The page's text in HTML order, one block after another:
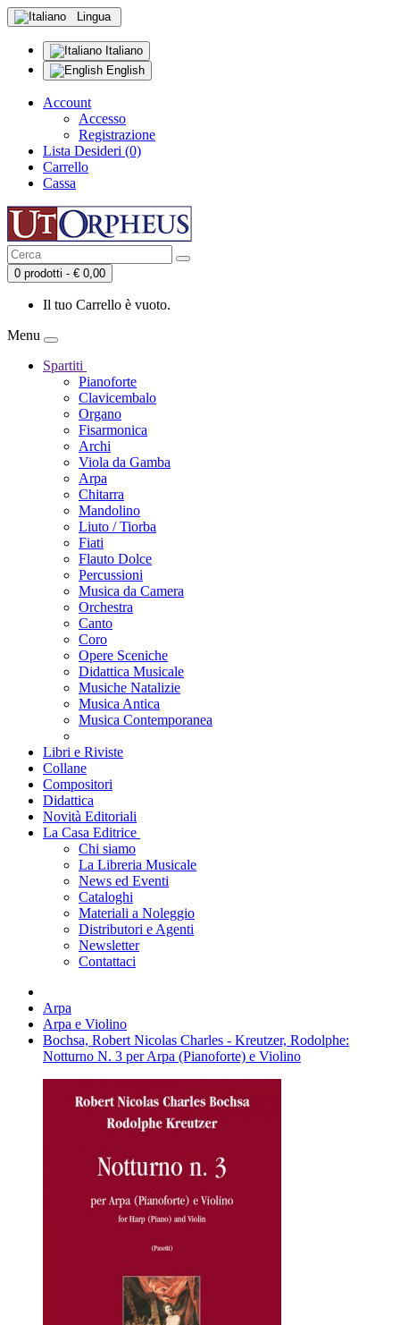
Lingua
Italiano
English
Account
Accesso
Registrazione
Lista Desideri (0)
Carrello
Cassa
0 prodotti - € 0,00
Il tuo Carrello è vuoto.
Menu
Spartiti
Pianoforte
Clavicembalo
Organo
Fisarmonica
Archi
Viola da Gamba
Arpa
Chitarra
Mandolino
Liuto / Tiorba
Fiati
Flauto Dolce
Percussioni
Musica da Camera
Orchestra
Canto
Coro
Opere Sceniche
Didattica Musicale
Musiche Natalizie
Musica Antica
Musica Contemporanea
Libri e Riviste
Collane
Compositori
Didattica
Novità Editoriali
La Casa Editrice
Chi siamo
La Libreria Musicale
News ed Eventi
Cataloghi
Materiali a Noleggio
Distributori e Agenti
Newsletter
Contattaci
Arpa
Arpa e Violino
Bochsa, Robert Nicolas Charles - Kreutzer, Rodolphe:
Notturno N. 3 per Arpa (Pianoforte) e Violino